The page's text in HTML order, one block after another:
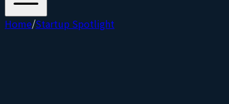
Home/Startup Spotlight